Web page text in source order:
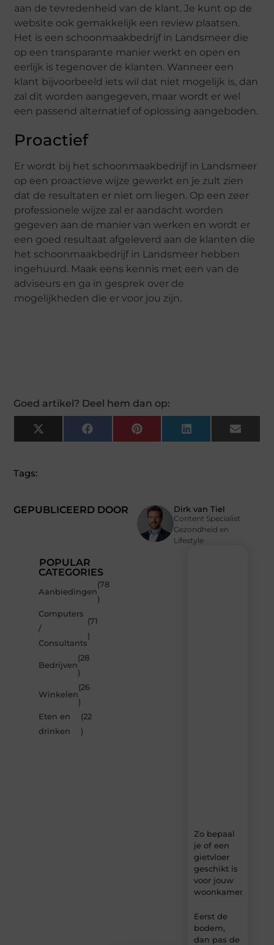
aan de tevredenheid van de klant. Je kunt op de
website ook gemakkelijk een review plaatsen.
Het is een schoonmaakbedrijf in Landsmeer die
op een transparante manier werkt en open en
eerlijk is tegenover de klanten. Wanneer een
klant bijvoorbeeld iets wil dat niet mogelijk is, dan
zal dit worden aangegeven, maar wordt er wel
een passend alternatief of oplossing aangeboden.
Proactief
Er wordt bij het schoonmaakbedrijf in Landsmeer
op een proactieve wijze gewerkt en je zult zien
dat de resultaten er niet om liegen. Op een zeer
professionele wijze zal er aandacht worden
gegeven aan de manier van werken en wordt er
een goed resultaat afgeleverd aan de klanten die
het schoonmaakbedrijf in Landsmeer hebben
ingehuurd. Maak eens kennis met een van de
adviseurs en ga in gesprek over de
mogelijkheden die er voor jou zijn.
Goed artikel? Deel hem dan op:
X
(Twitter)
Facebook Pinterest LinkedIn Email
GEPUBLICEERD DOOR Dirk van Tiel
Content Specialist
Gezondheid en
Lifestyle
Tags:
POPULAR
CATEGORIES
Aanbiedingen
(78
)
Computers
/
Consultants
(71
)
Bedrijven
(28
)
Winkelen
(26
)
Eten en
drinken
(22
)
Zo bepaal
je of een
gietvloer
geschikt is
voor jouw
woonkamer
Eerst de
bodem,
dan pas de